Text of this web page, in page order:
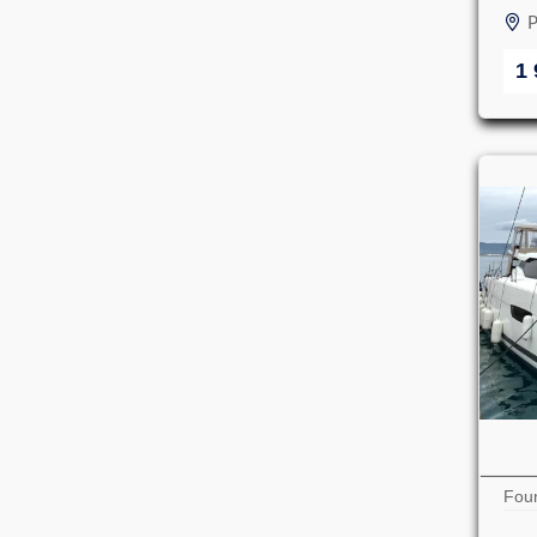
1